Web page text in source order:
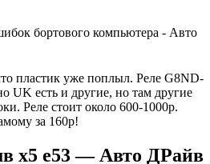
бортового компьютера - Авто
пластик уже поплыл. Реле G8ND-
UK есть и другие, но там другие
Реле стоит около 600-1000р.
за 160р!
х5 е53 — Авто ДРайв